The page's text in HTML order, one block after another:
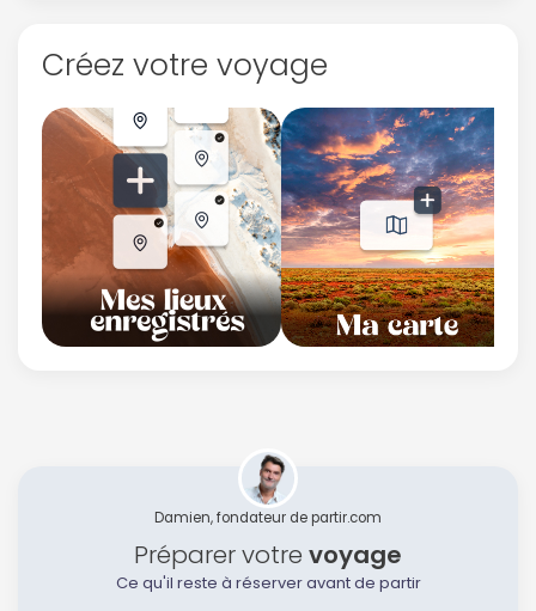
Créez votre voyage
Damien, fondateur de partir.com
Préparer votre voyage
Ce qu'il reste à réserver avant de partir